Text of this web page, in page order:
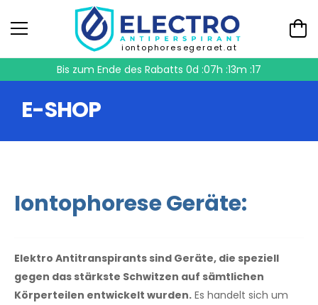
iontophoresegeraet.at
Bis zum Ende des Rabatts 0d :07h :13m :17
E-SHOP
Iontophorese Geräte:
Elektro Antitranspirants sind Geräte, die speziell
gegen das stärkste Schwitzen auf sämtlichen
Körperteilen entwickelt wurden. Es handelt sich um